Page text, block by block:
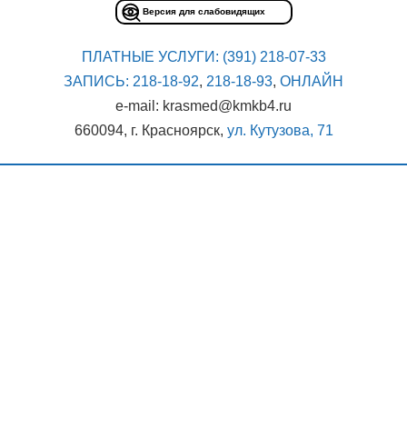
Версия для слабовидящих
ПЛАТНЫЕ УСЛУГИ: (391) 218-07-33
ЗАПИСЬ: 218-18-92, 218-18-93, ОНЛАЙН
e-mail: krasmed@kmkb4.ru
660094, г. Красноярск, ул. Кутузова, 71